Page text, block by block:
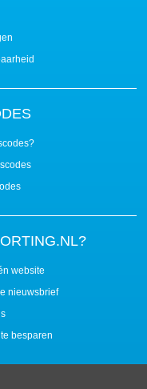
website
nieuwsbrief
besparen